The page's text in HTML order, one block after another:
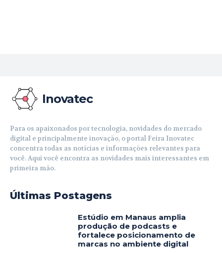
Inovatec
Para os apaixonados por tecnologia, novidades do mercado
digital e principalmente inovação, o portal Feira Inovatec
concentra todas as notícias e informações relevantes para
você. Aqui você encontra as novidades mais interessantes em
primeira mão.
Últimas Postagens
Estúdio em Manaus amplia
produção de podcasts e
fortalece posicionamento de
marcas no ambiente digital